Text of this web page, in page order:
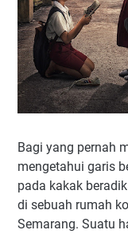
Bagi yang pernah
mengetahui garis
pada kakak
di sebuah rumah
Semarang. Suatu